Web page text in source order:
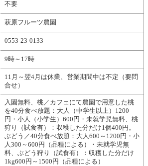
不要
萩原フルーツ農園
0553-23-0133
9時～17時
11月～翌4月は休業、営業期間中は不定（要問
合せ）
入園無料、桃／カフェにて農園で用意した桃
を40分食べ放題：大人（中学生以上）1200
円・小人（小学生）600円・未就学児無料、桃
狩り（試食有）：収穫した分だけ1個400円。
ぶどう／40分食べ放題：大人600～1200円・小
人300～600円（品種による）・未就学児無
料、ぶどう狩り（試食有）：収穫した分だけ
1kg600円～1500円（品種による）